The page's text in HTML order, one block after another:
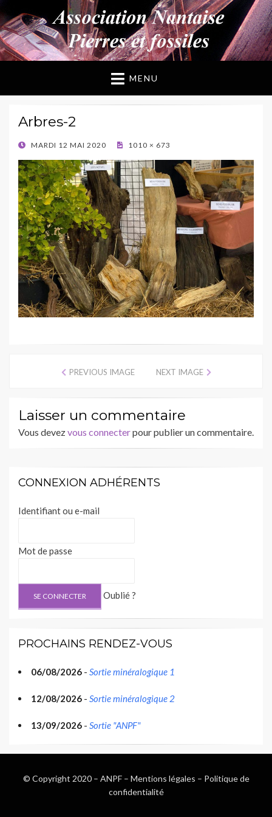
ANPF
Association Nantaise Pierres et Fossiles
MENU
Arbres-2
POSTED
MARDI 12 MAI 2020 1010 × 673
PREVIOUS IMAGE NEXT IMAGE
Laisser un commentaire
Vous devezvous connecterpour publier un commentaire.
CONNEXION ADHÉRENTS
Identifiant ou e-mail
Mot de passe
Oublié ?
PROCHAINS RENDEZ-VOUS
06/08/2026 - Sortie minéralogique 1
12/08/2026 - Sortie minéralogique 2
13/09/2026 - Sortie "ANPF"
© Copyright 2020 – ANPF– Mentions légales – Politique de
confidentialité